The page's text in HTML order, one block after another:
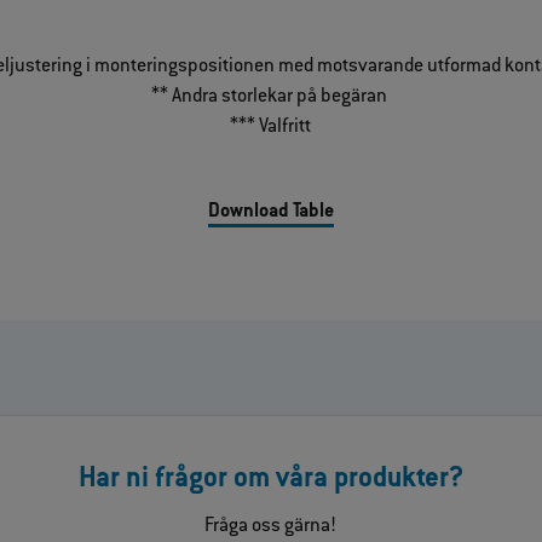
i monteringspositionen med motsvarande utformad
** Andra storlekar på begäran
*** Valfritt
Download Table
Har ni frågor om våra produkter?
Fråga oss gärna!